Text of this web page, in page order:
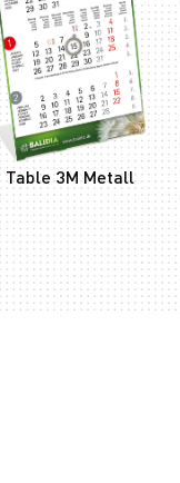
Table 3M Metall